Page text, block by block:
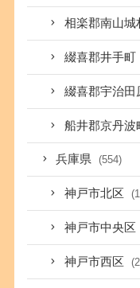
相楽郡南山城
綴喜郡井手町
綴喜郡宇治田
船井郡京丹波
兵庫県 (554)
神戸市北区
神戸市中央区
神戸市西区